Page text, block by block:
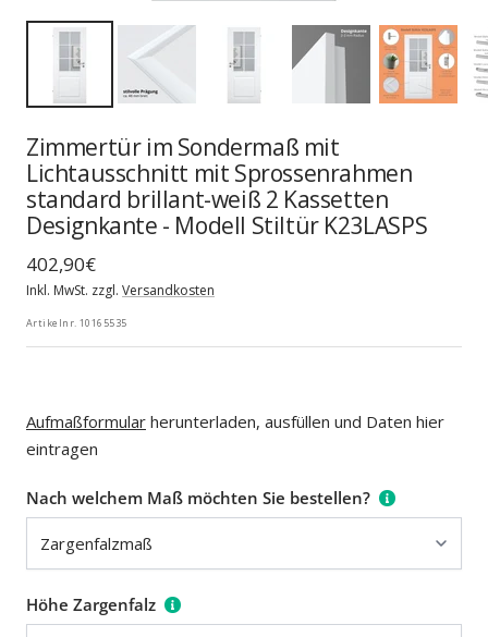
Zimmertür im Sondermaß mit
Lichtausschnitt mit Sprossenrahmen
standard brillant-weiß 2 Kassetten
Designkante - Modell Stiltür K23LASPS
Angebotspreis
402,90€
Inkl. MwSt. zzgl. Versandkosten
Artikelnr. 10165535
Aufmaßformular herunterladen, ausfüllen und Daten hier
eintragen
Nach welchem Maß möchten Sie bestellen?
Höhe Zargenfalz